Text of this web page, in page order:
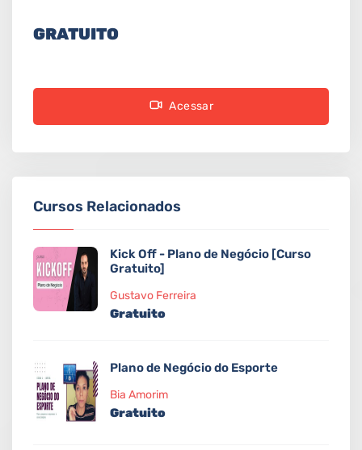
GRATUITO
Acessar
Cursos Relacionados
Kick Off - Plano de Negócio [Curso
Gratuito]
Gustavo Ferreira
Gratuito
Plano de Negócio do Esporte
Bia Amorim
Gratuito